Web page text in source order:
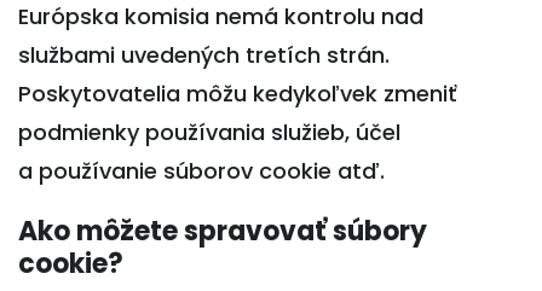
Európska komisia nemá kontrolu nad
službami uvedených tretích strán.
Poskytovatelia môžu kedykoľvek zmeniť
podmienky používania služieb, účel
a používanie súborov cookie atď.
Ako môžete spravovať súbory
cookie?